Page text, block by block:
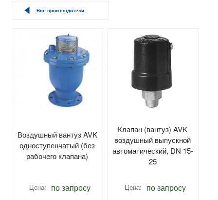
Все производители
Воздушный вантуз AVK
одноступенчатый (без
рабочего клапана)
Цена: по запросу
Клапан (вантуз) AVK
воздушный выпускной
автоматический, DN 15-
25
Цена: по запросу